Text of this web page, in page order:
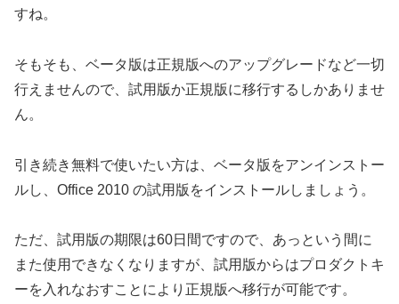
すね。
そもそも、ベータ版は正規版へのアップグレードなど一切
行えませんので、試用版か正規版に移行するしかありませ
ん。
引き続き無料で使いたい方は、ベータ版をアンインストー
ルし、Office 2010 の試用版をインストールしましょう。
ただ、試用版の期限は60日間ですので、あっという間に
また使用できなくなりますが、試用版からはプロダクトキ
ーを入れなおすことにより正規版へ移行が可能です。